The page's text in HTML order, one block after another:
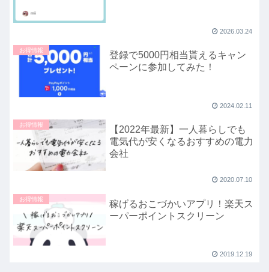
2026.03.24
お得情報
登録で5000円相当貰えるキャン
ペーンに参加してみた！
2024.02.11
お得情報
【2022年最新】一人暮らしでも
電気代が安くなるおすすめの電力
会社
2020.07.10
お得情報
稼げるおこづかいアプリ！楽天ス
ーパーポイントスクリーン
2019.12.19